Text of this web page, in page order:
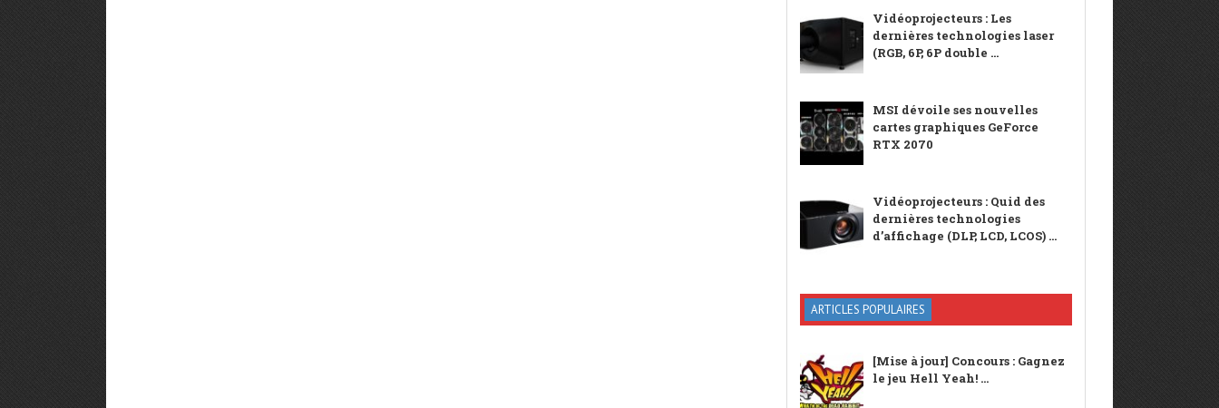
Vidéoprojecteurs : Les
dernières technologies laser
(RGB, 6P, 6P double ...
MSI dévoile ses nouvelles
cartes graphiques GeForce
RTX 2070
Vidéoprojecteurs : Quid des
dernières technologies
d’affichage (DLP, LCD, LCOS) ...
ARTICLES POPULAIRES
[Mise à jour] Concours : Gagnez
le jeu Hell Yeah! ...